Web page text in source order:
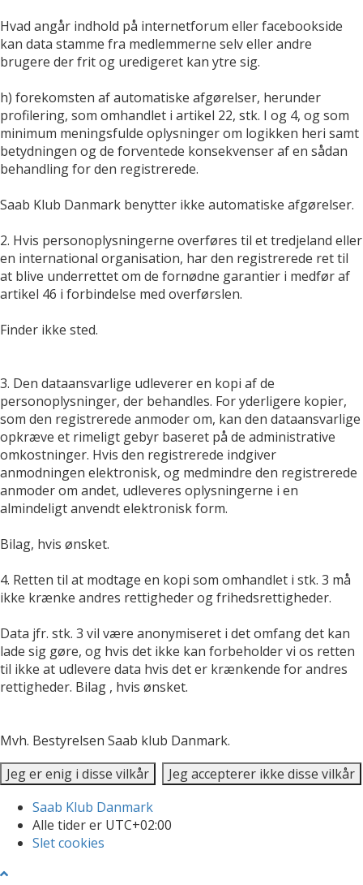
Hvad angår indhold på internetforum eller facebookside
kan data stamme fra medlemmerne selv eller andre
brugere der frit og uredigeret kan ytre sig.
h) forekomsten af automatiske afgørelser, herunder
profilering, som omhandlet i artikel 22, stk. I og 4, og som
minimum meningsfulde oplysninger om logikken heri samt
betydningen og de forventede konsekvenser af en sådan
behandling for den registrerede.
Saab Klub Danmark benytter ikke automatiske afgørelser.
2. Hvis personoplysningerne overføres til et tredjeland eller
en international organisation, har den registrerede ret til
at blive underrettet om de fornødne garantier i medfør af
artikel 46 i forbindelse med overførslen.
Finder ikke sted.
3. Den dataansvarlige udleverer en kopi af de
personoplysninger, der behandles. For yderligere kopier,
som den registrerede anmoder om, kan den dataansvarlige
opkræve et rimeligt gebyr baseret på de administrative
omkostninger. Hvis den registrerede indgiver
anmodningen elektronisk, og medmindre den registrerede
anmoder om andet, udleveres oplysningerne i en
almindeligt anvendt elektronisk form.
Bilag, hvis ønsket.
4. Retten til at modtage en kopi som omhandlet i stk. 3 må
ikke krænke andres rettigheder og frihedsrettigheder.
Data jfr. stk. 3 vil være anonymiseret i det omfang det kan
lade sig gøre, og hvis det ikke kan forbeholder vi os retten
til ikke at udlevere data hvis det er krænkende for andres
rettigheder. Bilag , hvis ønsket.
Mvh. Bestyrelsen Saab klub Danmark.
Saab Klub Danmark
Alle tider er UTC+02:00
Slet cookies